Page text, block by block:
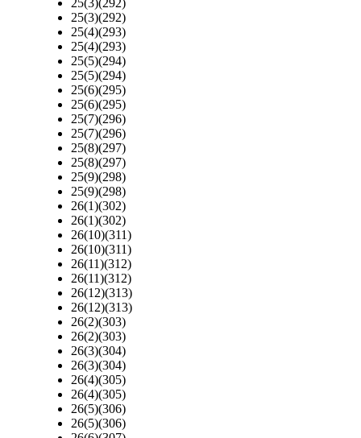
25(3)(292)
25(4)(293)
25(4)(293)
25(5)(294)
25(5)(294)
25(6)(295)
25(6)(295)
25(7)(296)
25(7)(296)
25(8)(297)
25(8)(297)
25(9)(298)
25(9)(298)
26(1)(302)
26(1)(302)
26(10)(311)
26(10)(311)
26(11)(312)
26(11)(312)
26(12)(313)
26(12)(313)
26(2)(303)
26(2)(303)
26(3)(304)
26(3)(304)
26(4)(305)
26(4)(305)
26(5)(306)
26(5)(306)